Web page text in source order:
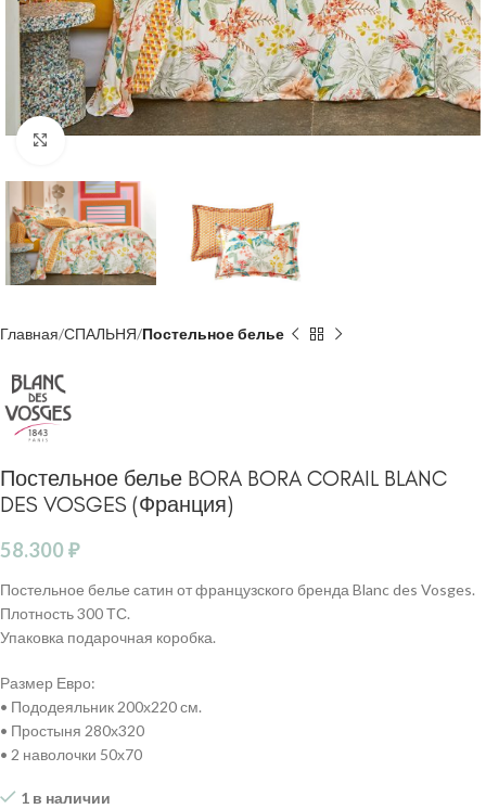
Click to enlarge
Главная СПАЛЬНЯ Постельное белье
Постельное белье BORA BORA CORAIL BLANC
DES VOSGES (Франция)
58.300₽
Постельное белье сатин от французского бренда Blanc des Vosges.
Плотность 300 ТС.
Упаковка подарочная коробка.
Размер Евро:
• Пододеяльник 200х220 см.
• Простыня 280х320
• 2 наволочки 50х70
1 в наличии